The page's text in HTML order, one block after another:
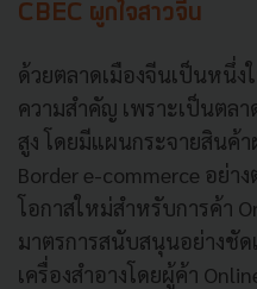
CBEC ผูกใจสาวจีน
ด้วยตลาดเมืองจีนเป็นหนึ่ง
ความสำคัญ เพราะเป็นตล
สูง โดยมีแผนกระจายสินค้า
Border e-commerce อย่า
โอกาสใหม่สำหรับการค้า
มาตรการสนับสนุนอย่างชัด
เครื่องสำอางโดยผู้ค้า